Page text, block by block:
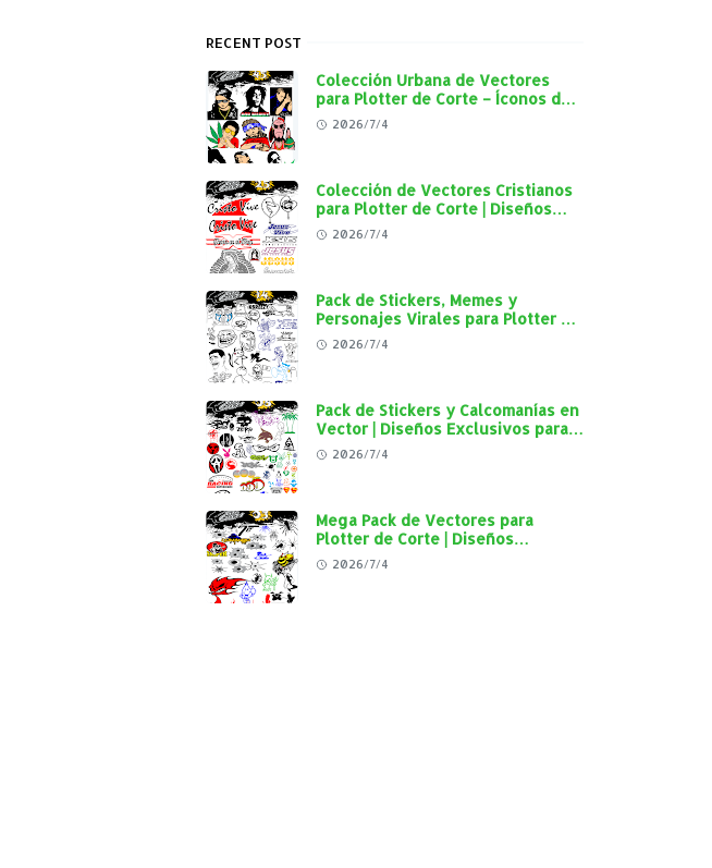
RECENT POST
Colección Urbana de Vectores
para Plotter de Corte – Íconos del
Rap, Reggae y Cultura Street en
Alta Calidad
2026/7/4
Colección de Vectores Cristianos
para Plotter de Corte | Diseños
"Cristo Vive", "Jesús Vive" y
Virgen de Guadalupe en Alta
2026/7/4
Pack de Stickers, Memes y
Personajes Virales para Plotter de
Corte | Diseños en Alta Calidad
2026/7/4
Pack de Stickers y Calcomanías en
Vector | Diseños Exclusivos para
Plotter de Corte y Personalización
Automotriz
2026/7/4
Mega Pack de Vectores para
Plotter de Corte | Diseños
Exclusivos para Personalización
Automotriz
2026/7/4